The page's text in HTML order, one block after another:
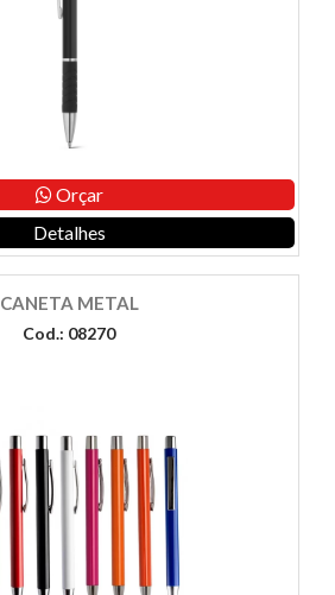
Orçar
Detalhes
CANETA METAL
Cod.: 08270